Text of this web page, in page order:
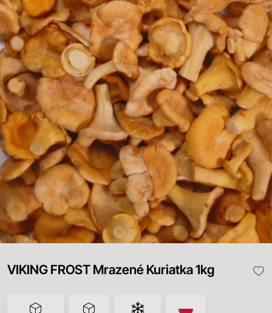
VIKING FROST Mrazené Kuriatka 1kg